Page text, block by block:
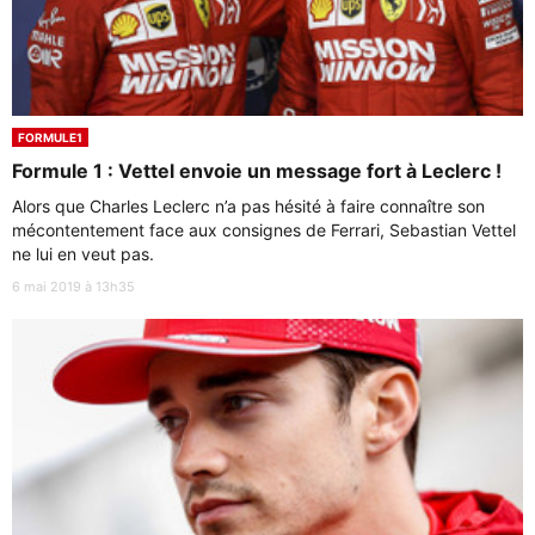
FORMULE1
Formule 1 : Vettel envoie un message fort à Leclerc !
Alors que Charles Leclerc n’a pas hésité à faire connaître son
mécontentement face aux consignes de Ferrari, Sebastian Vettel
ne lui en veut pas.
6 mai 2019 à 13h35